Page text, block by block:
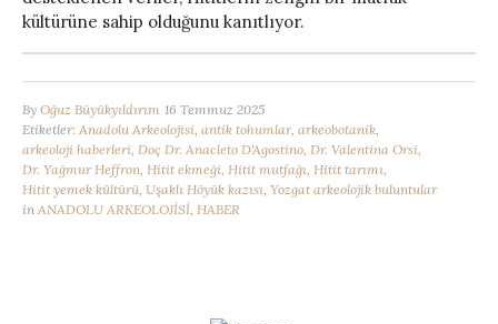
kültürüne sahip olduğunu kanıtlıyor.
By Oğuz Büyükyıldırım 16 Temmuz 2025
Etiketler: Anadolu Arkeolojisi, antik tohumlar, arkeobotanik,
arkeoloji haberleri, Doç Dr. Anacleto D'Agostino, Dr. Valentina Orsi,
Dr. Yağmur Heffron, Hitit ekmeği, Hitit mutfağı, Hitit tarımı,
Hitit yemek kültürü, Uşaklı Höyük kazısı, Yozgat arkeolojik buluntular
in ANADOLU ARKEOLOJİSİ, HABER